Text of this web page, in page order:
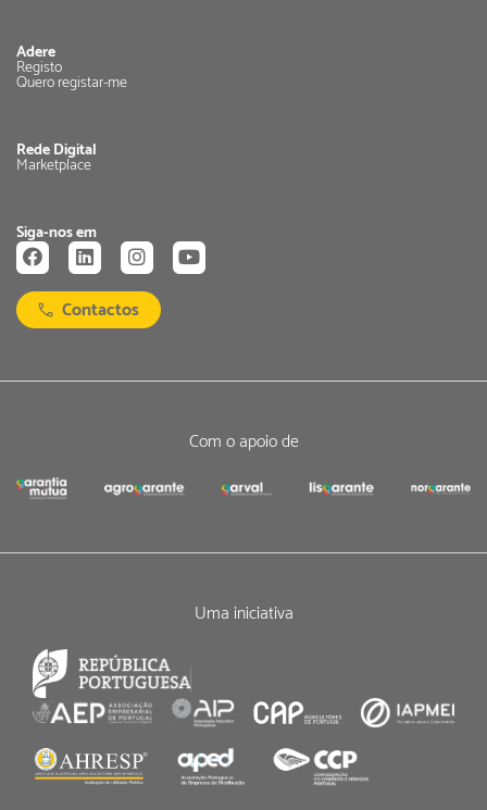
Adere
Registo
Quero registar-me
Rede Digital
Marketplace
Siga-nos em
Contactos
Com o apoio de
Uma iniciativa